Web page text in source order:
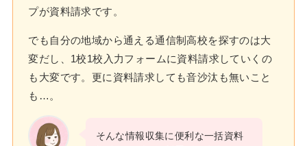
プが資料請求です。
でも自分の地域から通える通信制高校を探すのは大
変だし、1校1校入力フォームに資料請求していくの
も大変です。更に資料請求しても音沙汰も無いこと
も…。
そんな情報収集に便利な一括資料